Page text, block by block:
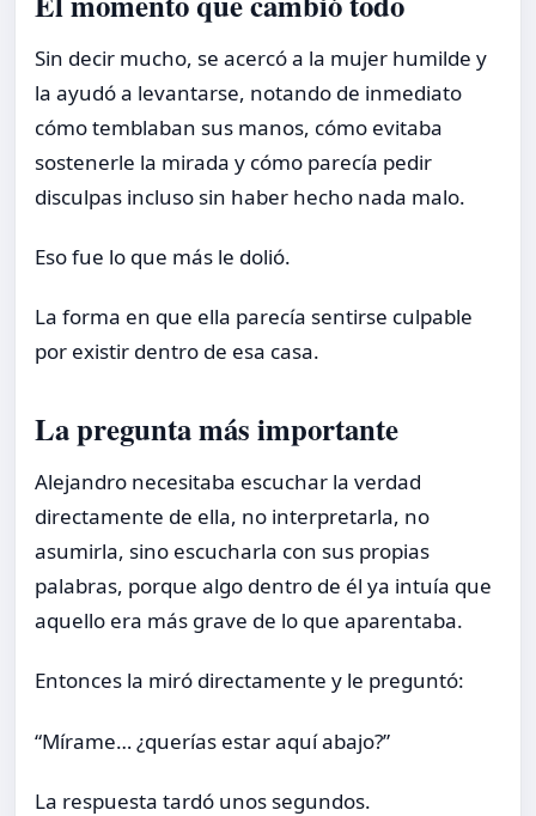
Sin decir mucho, se acercó a la mujer humilde y
la ayudó a levantarse, notando de inmediato
cómo temblaban sus manos, cómo evitaba
sostenerle la mirada y cómo parecía pedir
disculpas incluso sin haber hecho nada malo.
Eso fue lo que más le dolió.
La forma en que ella parecía sentirse culpable
por existir dentro de esa casa.
La pregunta más importante
Alejandro necesitaba escuchar la verdad
directamente de ella, no interpretarla, no
asumirla, sino escucharla con sus propias
palabras, porque algo dentro de él ya intuía que
aquello era más grave de lo que aparentaba.
Entonces la miró directamente y le preguntó:
“Mírame… ¿querías estar aquí abajo?”
La respuesta tardó unos segundos.